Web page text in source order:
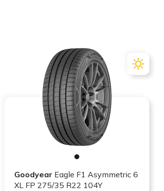
Goodyear Eagle F1 Asymmetric 6
XL FP 275/35 R22 104Y